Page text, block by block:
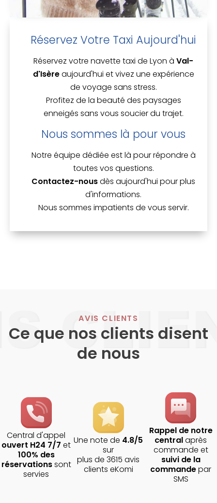
Réservez Votre Taxi Aujourd'hui
Réservez votre navette taxi de Lyon à Val-
d'Isèreaujourd'hui et vivez une expérience
de voyage sans stress.
Profitez de la beauté des paysages
enneigés sans vous soucier du trajet.
Nous sommes là pour vous
Notre équipe dédiée est là pour répondre à
toutes vos questions.
Contactez-nousdès aujourd'hui pour plus
d'informations.
Nous sommes impatients de vous servir.
AVIS CLIENTS
Ce que nos clients disent
de nous
Central d'appel
ouvert H24 7/7 et
100% des
réservationssont
servies
Une note de 4.8/5
sur
plus de 3615 avis
clients eKomi
Rappel de notre
centralaprès
commande et
suivi de la
commandepar
SMS